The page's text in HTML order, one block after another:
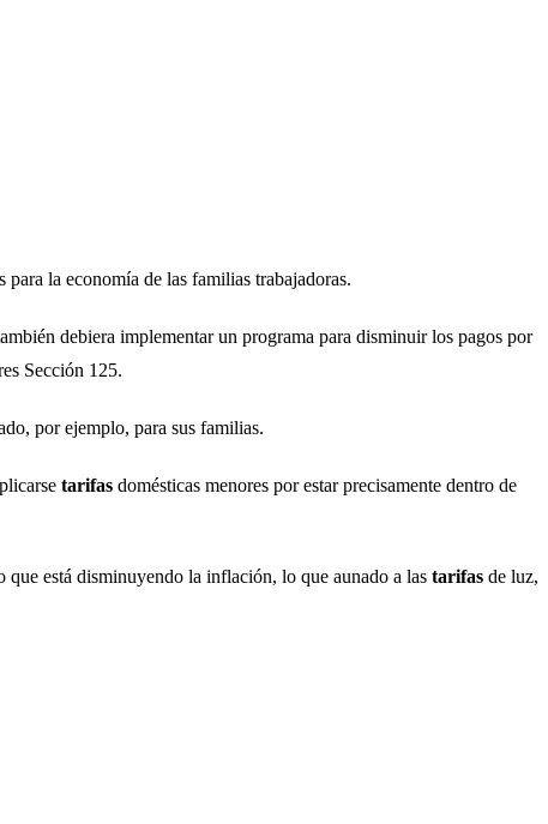
la economía de las familias trabajadoras.
debiera implementar un programa para disminuir los pagos por
Sección 125.
por ejemplo, para sus familias.
tarifas domésticas menores por estar precisamente dentro de
está disminuyendo la inflación, lo que aunado a las tarifas de luz,